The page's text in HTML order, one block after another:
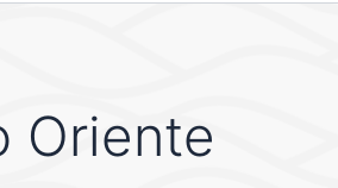
Oriente